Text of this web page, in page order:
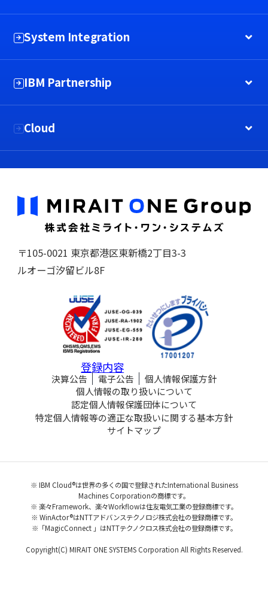
System Integration
IBM Partnership
Cloud
〒105-0021 東京都港区東新橋2丁目3-3
ルオーゴ汐留ビル8F
登録内容
決算公告 電子公告
個人情報保護方針
個人情報の取り扱いについて
認定個人情報保護団体について
特定個人情報等の適正な取扱いに関する基本方針
サイトマップ
※ IBM Cloud®は世界の多くの国で登録されたInternational Business
Machines Corporationの商標です。
※ 楽々Framework、楽々Workflowは住友電気工業の登録商標です。
※ WinActor®はNTTアドバンステクノロジ株式会社の登録商標です。
※「MagicConnect 」はNTTテクノクロス株式会社の登録商標です。
Copyright(C) MIRAIT ONE SYSTEMS Corporation All Rights Reserved.